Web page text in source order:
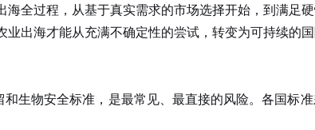
全过程，从基于真实需求的市场选择开始，到满足
出海才能从充满不确定性的尝试，转变为可持续的国
物安全标准，是最常见、最直接的风险。各国标